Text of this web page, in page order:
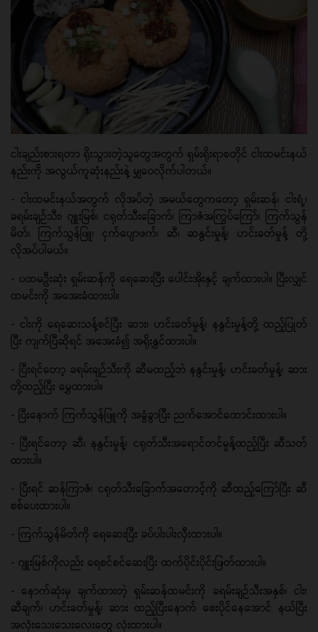
ငါးချည်းစားရတာ ရိုးသွားတဲ့သူတွေအတွက် ရှမ်းရိုးရာစတိုင် ငါးထမင်းနယ်
နည်းကို အလွယ်ကူဆုံးနည်းနဲ့ မျှဝေလိုက်ပါတယ်။
- ငါးထမင်းနယ်အတွက် လိုအပ်တဲ့ အမယ်တွေကတော့ ရှမ်းဆန်၊ ငါးရံ့၊
ခရမ်းချဉ်သီး၊ ဂျူးမြစ်၊ ငရုတ်သီးခြောက်၊ ကြာဇံအကြွပ်ကြော်၊ ကြက်သွန်
မိတ်၊ ကြက်သွန်ဖြူ၊ ငှက်ပျောဖက်၊ ဆီ၊ ဆနွင်းမှုန့်၊ ဟင်းခတ်မှုန့် တို့
လိုအပ်ပါမယ်။
- ပထမဦးဆုံး ရှမ်းဆန်ကို ရေဆေးပြီး ပေါင်းအိုးနှင့် ချက်ထားပါ။ ပြီးလျှင်
ထမင်းကို အအေးခံထားပါ။
- ငါးကို ရေဆေးသန့်စင်ပြီး ဆား၊ ဟင်းခတ်မှုန့်၊ နနွင်းမှုန့်တို့ ထည့်ပြုတ်
ပြီး ကျက်ပြီဆိုရင် အအေးခံ၍ အရိုးနွှင်ထားပါ။
- ပြီးရင်တော့ ခရမ်းချဉ်သီးကို ဆီမထည့်ဘဲ နနွင်းမှုန့်၊ ဟင်းခတ်မှုန့်၊ ဆား
တို့ထည့်ပြီး မွှေထားပါ။
- ပြီးနောက် ကြက်သွန်ဖြူကို အခွံခွာပြီး ညက်အောင်ထောင်းထားပါ။
- ပြီးရင်တော့ ဆီ၊ နနွင်းမှုန့်၊ ငရုတ်သီးအရောင်တင်မှုန့်ထည့်ပြီး ဆီသတ်
ထားပါ။
- ပြီးရင် ဆန်ကြာဇံ၊ ငရုတ်သီးခြောက်အတောင့်ကို ဆီထည့်ကြော်ပြီး ဆီ
စစ်ပေးထားပါ။
- ကြက်သွန်မိတ်ကို ရေဆေးပြီး ခပ်ပါးပါးလှီးထားပါ။
- ဂျူးမြစ်ကိုလည်း ရေစင်စင်ဆေးပြီး ထက်ပိုင်းပိုင်းဖြတ်ထားပါ။
- နောက်ဆုံးမှ ချက်ထားတဲ့ ရှမ်းဆန်ထမင်းကို ခရမ်းချဉ်သီးအနှစ်၊ ငါး၊
ဆီချက်၊ ဟင်းခတ်မှုန့်၊ ဆား ထည့်ပြီးနောက် စေးပိုင်နေအောင် နယ်ပြီး
အလုံးသေးသေးလေးတွေ လုံးထားပါ။